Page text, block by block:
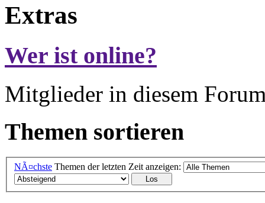
Extras
Wer ist online?
Mitglieder in diesem
Themen sortieren
NÃ¤chste Themen der letzten Zeit anzeigen: